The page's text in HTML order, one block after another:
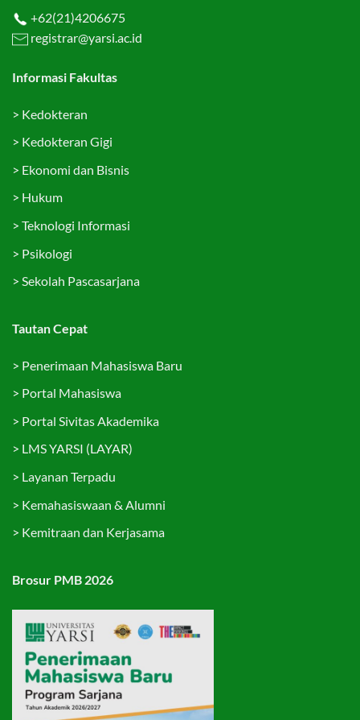
+62(21)4206675
registrar@yarsi.ac.id
Informasi Fakultas
> Kedokteran
> Kedokteran Gigi
> Ekonomi dan Bisnis
> Hukum
> Teknologi Informasi
> Psikologi
> Sekolah Pascasarjana
Tautan Cepat
> Penerimaan Mahasiswa Baru
> Portal Mahasiswa
> Portal Sivitas Akademika
> LMS YARSI (LAYAR)
> Layanan Terpadu
> Kemahasiswaan & Alumni
> Kemitraan dan Kerjasama
Brosur PMB 2026